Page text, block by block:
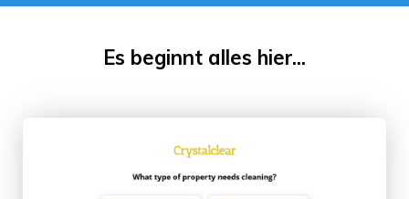
Es beginnt alles hier...